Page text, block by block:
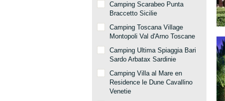
Camping Scarabeo Punta
Braccetto Sicilie
Camping Toscana Village
Montopoli Val d'Arno Toscane
Camping Ultima Spiaggia Bari
Sardo Arbatax Sardinie
Camping Villa al Mare en
Residence le Dune Cavallino
Venetie